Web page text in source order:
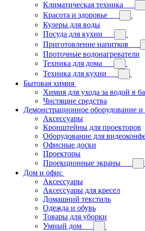
Климатическая техника
Красота и здоровье
Кулеры для воды
Посуда для кухни
Приготовление напитков
Проточные водонагреватели
Техника для дома
Техника для кухни
Бытовая химия
Химия для ухода за водой в
Чистящие средства
Демонстрационное оборудование и
Аксессуары
Кронштейны для проекторов
Оборудование для
Офисные доски
Проекторы
Проекционные экраны
Дом и офис
Аксессуары
Аксессуары для кресел
Домашний текстиль
Одежда и обувь
Товары для уборки
Умный дом